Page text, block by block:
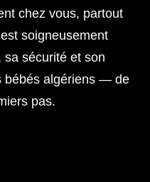
chez vous, partout
soigneusement
sécurité et son
bébés algériens — de
pas.